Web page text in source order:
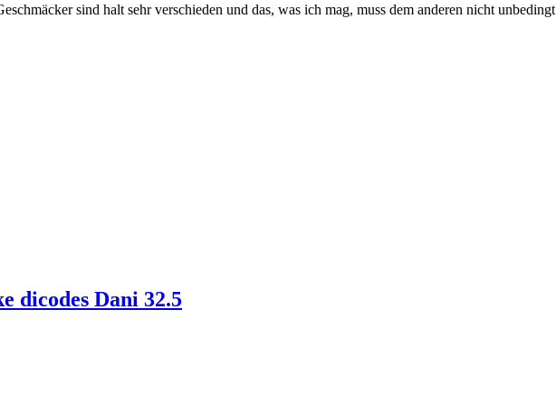
sind halt sehr verschieden und das, was ich mag, muss dem anderen nicht unbedingt
dicodes Dani 32.5